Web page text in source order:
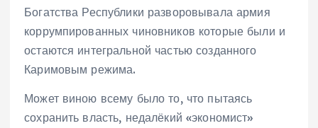
Богатства Республики разворовывала армия
коррумпированных чиновников которые были и
остаются интегральной частью созданного
Каримовым режима.
Может виною всему было то, что пытаясь
сохранить власть, недалёкий «экономист»